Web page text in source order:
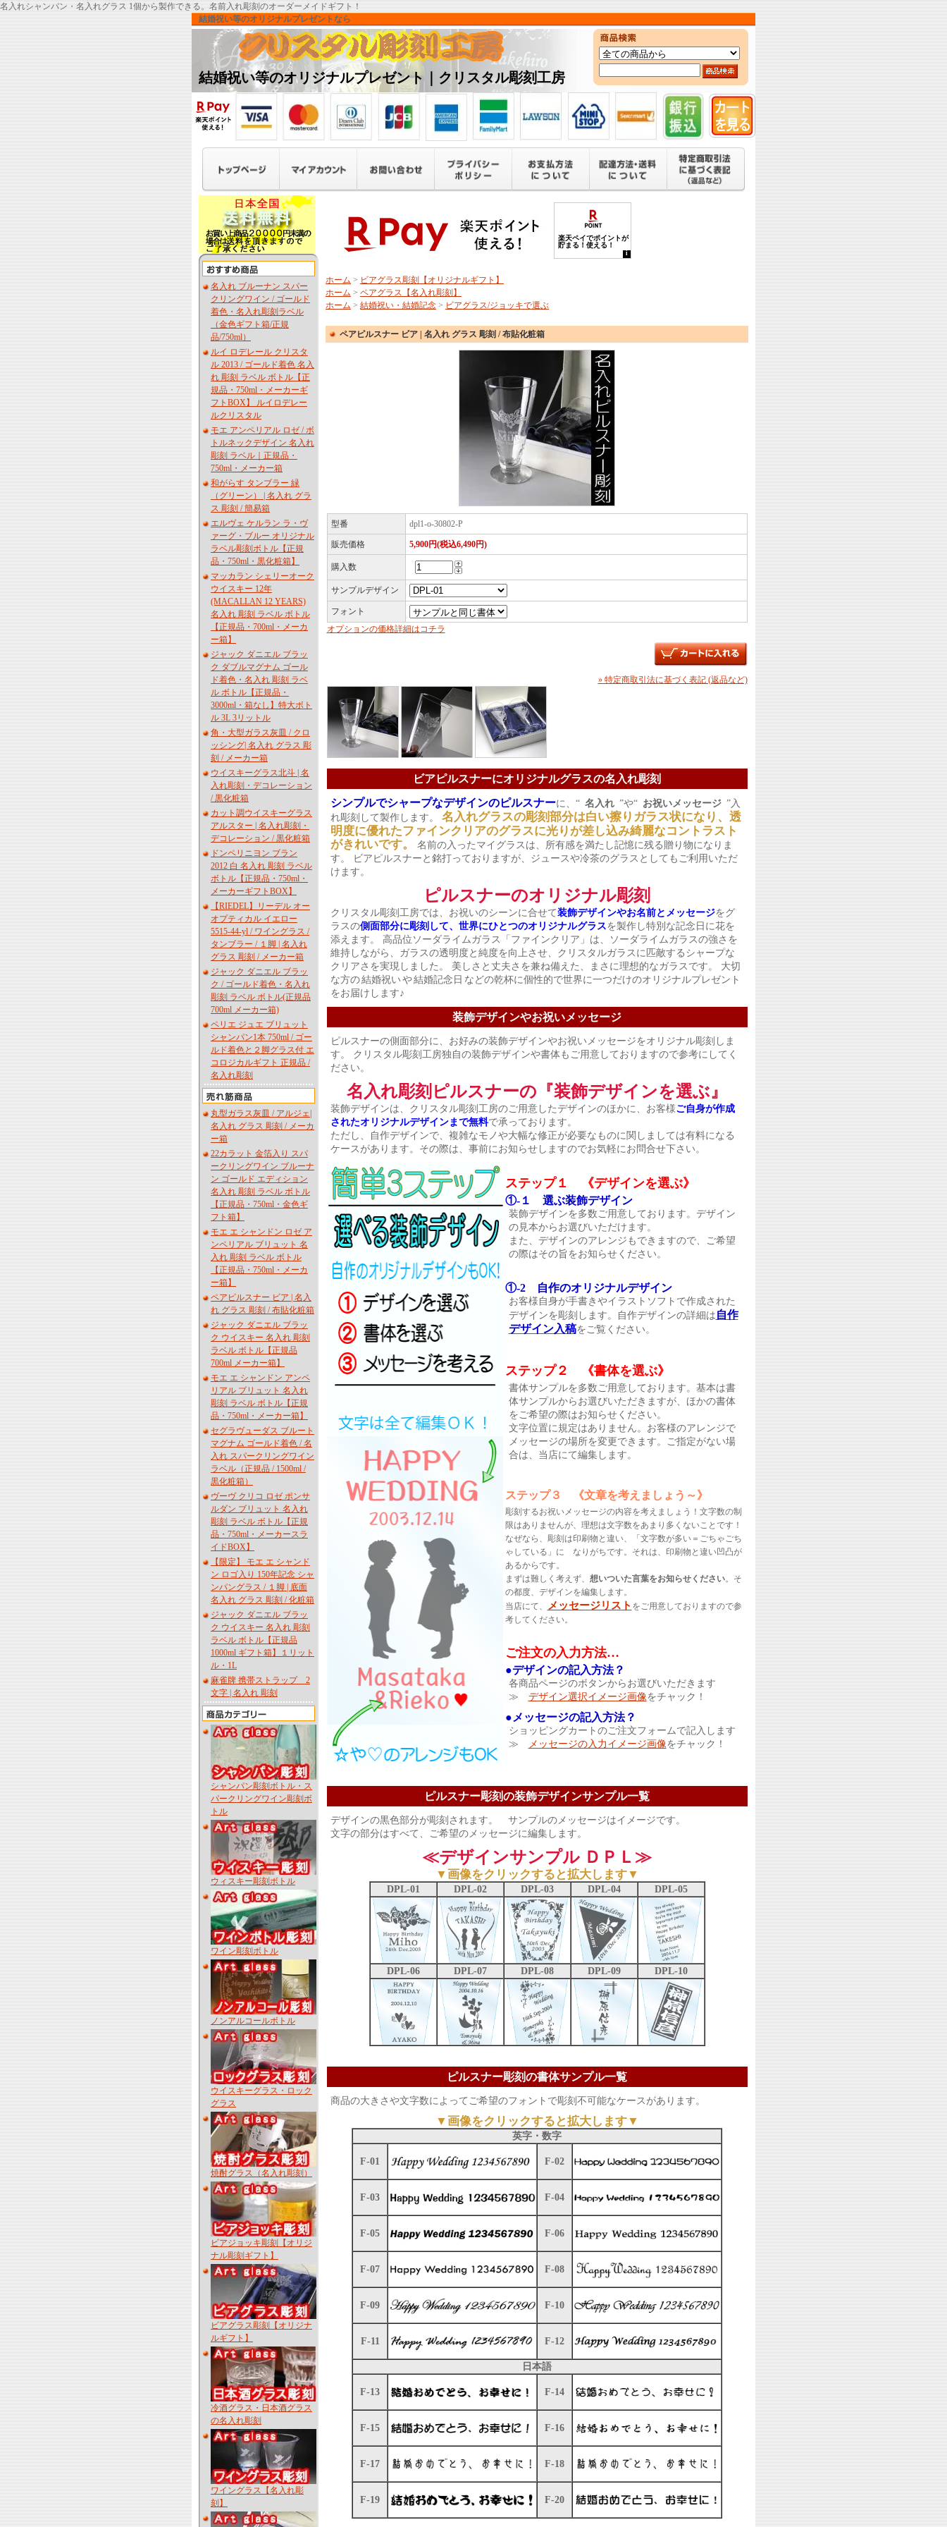
名入れシャンパン・名入れグラス 1個から製作できる。名前入れ彫刻のオーダーメイドギフト！
結婚祝い等のオリジナルプレゼントなら
結婚祝い等のオリジナルプレゼント｜クリスタル彫刻工房
名入れ ブルーナン スパー
クリングワイン / ゴールド
着色・名入れ彫刻ラベル
（金色ギフト箱/正規
品/750ml）
ルイ ロデレール クリスタ
ル 2013 / ゴールド着色 名入
れ 彫刻 ラベル ボトル【正
規品・750ml・メーカーギ
フトBOX】 ルイロデレー
ルクリスタル
モエ アンペリアル ロゼ / ボ
トルネックデザイン 名入れ
彫刻 ラベル｜正規品・
750ml・メーカー箱
和がらす タンブラー 緑
（グリーン） | 名入れ グラ
ス 彫刻 / 簡易箱
エルヴェ ケルラン ラ・ヴ
ァーグ・ブルー オリジナル
ラベル彫刻ボトル【正規
品・750ml・黒化粧箱】
マッカラン シェリーオーク
ウイスキー 12年
(MACALLAN 12 YEARS)
名入れ 彫刻 ラベル ボトル
【正規品・700ml・メーカ
ー箱】
ジャック ダニエル ブラッ
ク ダブルマグナム ゴール
ド着色・名入れ 彫刻 ラベ
ル ボトル【正規品・
3000ml・箱なし】特大ボト
ル 3L 3リットル
角・大型ガラス灰皿 / クロ
ッシング| 名入れ グラス 彫
刻 / メーカー箱
ウイスキーグラス北斗 | 名
入れ彫刻・デコレーション
/ 黒化粧箱
カット調ウイスキーグラス
アルスター | 名入れ彫刻・
デコレーション / 黒化粧箱
ドンペリニヨン ブラン
2012 白 名入れ 彫刻 ラベル
ボトル【正規品・750ml・
メーカーギフトBOX】
【RIEDEL】リーデル オー
オプティカル イエロー
5515-44-yl / ワイングラス /
タンブラー / １脚 | 名入れ
グラス 彫刻 / メーカー箱
ジャック ダニエル ブラッ
ク / ゴールド着色・名入れ
彫刻 ラベル ボトル(正規品
700ml メーカー箱)
ペリエ ジュエ ブリュット
シャンパン1本 750ml / ゴー
ルド着色と２脚グラス付 エ
コロジカルギフト 正規品 /
名入れ彫刻
丸型ガラス灰皿 / アルジェ|
名入れ グラス 彫刻 / メーカ
ー箱
22カラット 金箔入り スパ
ークリングワイン ブルーナ
ン ゴールド エディション
名入れ 彫刻 ラベル ボトル
【正規品・750ml・金色ギ
フト箱】
モエ エ シャンドン ロゼ ア
ンペリアル ブリュット 名
入れ 彫刻 ラベル ボトル
【正規品・750ml・メーカ
ー箱】
ペアピルスナー ビア | 名入
れ グラス 彫刻 / 布貼化粧箱
ジャック ダニエル ブラッ
ク ウイスキー 名入れ 彫刻
ラベル ボトル【正規品
700ml メーカー箱】
モエ エ シャンドン アンペ
リアル ブリュット 名入れ
彫刻 ラベル ボトル【正規
品・750ml・メーカー箱】
セグラヴューダス ブルート
マグナム ゴールド着色 / 名
入れ スパークリングワイン
ラベル（正規品 / 1500ml /
黒化粧箱）
ヴーヴ クリコ ロゼ ポンサ
ルダン ブリュット 名入れ
彫刻 ラベル ボトル【正規
品・750ml・メーカースラ
イドBOX】
【限定】 モエ エ シャンド
ン ロゴ入り 150年記念 シャ
ンパングラス / １脚 | 底面
名入れ グラス 彫刻 / 化粧箱
ジャック ダニエル ブラッ
ク ウイスキー 名入れ 彫刻
ラベル ボトル【正規品
1000ml ギフト箱】１リット
ル・1L
麻雀牌 携帯ストラップ 2
文字 | 名入れ 彫刻
シャンパン彫刻ボトル・ス
パークリングワイン彫刻ボ
トル
ウィスキー彫刻ボトル
ワイン彫刻ボトル
ノンアルコールボトル
ウイスキーグラス・ロック
グラス
焼酎グラス（名入れ彫刻）
ビアジョッキ彫刻【オリジ
ナル彫刻ギフト】
ビアグラス彫刻【オリジナ
ルギフト】
冷酒グラス・日本酒グラス
の名入れ彫刻
ワイングラス【名入れ彫
刻】
ホーム > ビアグラス彫刻【オリジナルギフト】
ホーム > ペアグラス【名入れ彫刻】
ホーム > 結婚祝い・結婚記念 > ビアグラス/ジョッキで選ぶ
ペアピルスナー ビア | 名入れ グラス 彫刻 / 布貼化粧箱
型番 dpl1-o-30802-P
販売価格 5,900円(税込6,490円)
購入数
サンプルデザイン
フォント
オプションの価格詳細はコチラ
» 特定商取引法に基づく表記 (返品など)
ビアピルスナーにオリジナルグラスの名入れ彫刻
シンプルでシャープなデザインのピルスナーに、“ 名入れ ”や“ お祝いメッセージ ”入
れ彫刻して製作します。 名入れグラスの彫刻部分は白い擦りガラス状になり、透
明度に優れたファインクリアのグラスに光りが差し込み綺麗なコントラスト
がきれいです。
名前の入ったマイグラスは、所有感を満たし記憶に残る贈り物になりま
す。 ビアピルスナーと銘打っておりますが、ジュースや冷茶のグラスとしてもご利用いただ
けます。
ピルスナーのオリジナル彫刻
クリスタル彫刻工房では、お祝いのシーンに合せて装飾デザインやお名前とメッセージをグ
ラスの側面部分に彫刻して、世界にひとつのオリジナルグラスを製作し特別な記念日に花を
添えます。 高品位ソーダライムガラス「ファインクリア」は、ソーダライムガラスの強さを
維持しながら、ガラスの透明度と純度を向上させ、クリスタルガラスに匹敵するシャープな
クリアさを実現しました。 美しさと丈夫さを兼ね備えた、まさに理想的なガラスです。 大切
な方の結婚祝い や結婚記念日 などの乾杯に個性的で世界に一つだけのオリジナルプレゼント
をお届けします♪
装飾デザインやお祝いメッセージ
ピルスナーの側面部分に、お好みの装飾デザインやお祝いメッセージをオリジナル彫刻しま
す。 クリスタル彫刻工房独自の装飾デザインや書体もご用意しておりますので参考にしてく
ださい。
名入れ彫刻ピルスナーの『装飾デザインを選ぶ』
装飾デザインは、クリスタル彫刻工房のご用意したデザインのほかに、お客様ご自身が作成
されたオリジナルデザインまで無料で承っております。
ただし、自作デザインで、複雑なモノや大幅な修正が必要なものに関しましては有料になる
ケースがあります。その際は、事前にお知らせしますのでお気軽にお問合せ下さい。
ステップ１ 《デザインを選ぶ》
①-１ 選ぶ装飾デザイン
装飾デザインを多数ご用意しております。デザイン
の見本からお選びいただけます。
また、デザインのアレンジもできますので、ご希望
の際はその旨をお知らせください。
①-2 自作のオリジナルデザイン
お客様自身が手書きやイラストソフトで作成された
デザインを彫刻します。自作デザインの詳細は 自作
デザイン入稿をご覧ください。
ステップ２ 《書体を選ぶ》
書体サンプルを多数ご用意しております。基本は書
体サンプルからお選びいただきますが、ほかの書体
をご希望の際はお知らせください。
文字位置に規定はありません。お客様のアレンジで
メッセージの場所を変更できます。ご指定がない場
合は、当店にて編集します。
ステップ３ 《文章を考えましょう～》
彫刻するお祝いメッセージの内容を考えましょう！文字数の制
限はありませんが、理想は文字数をあまり多くないことです！
なぜなら、彫刻は印刷物と違い、「文字数が多い＝ごちゃごち
ゃしている」に なりがちです。それは、印刷物と違い凹凸が
あるからです。
まずは難しく考えず、 想いついた言葉をお知らせください。そ
の都度、デザインを編集します。
当店にて、
メッセージリスト をご用意しておりますので参
考してください。
ご注文の入力方法…
●デザインの記入方法？
各商品ページのボタンからお選びいただきます
≫ デザイン選択イメージ画像をチャック！
●メッセージの記入方法？
ショッピングカートのご注文フォームで記入します
≫
メッセージの入力イメージ画像をチャック！
ピルスナー彫刻の装飾デザインサンプル一覧
デザインの黒色部分が彫刻されます。 サンプルのメッセージはイメージです。
文字の部分はすべて、ご希望のメッセージに編集します。
≪デザインサンプル ＤＰＬ≫
▼画像をクリックすると拡大します▼
DPL-01 DPL-02 DPL-03 DPL-04 DPL-05
DPL-06 DPL-07 DPL-08 DPL-09 DPL-10
ピルスナー彫刻の書体サンプル一覧
商品の大きさや文字数によってご希望のフォントで彫刻不可能なケースがあります。
▼画像をクリックすると拡大します▼
英字・数字
F-01 F-02
F-03 F-04
F-05 F-06
F-07 F-08
F-09 F-10
F-11 F-12
日本語
F-13 F-14
F-15 F-16
F-17 F-18
F-19 F-20